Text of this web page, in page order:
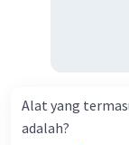
Alat yang
adalah?